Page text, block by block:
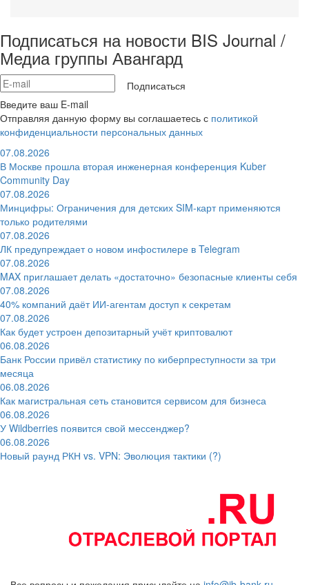
Подписаться на новости BIS Journal /
Медиа группы Авангард
Подписаться
Введите ваш E-mail
Отправляя данную форму вы соглашаетесь с политикой
конфиденциальности персональных данных
07.08.2026
В Москве прошла вторая инженерная конференция Kuber
Community Day
07.08.2026
Минцифры: Ограничения для детских SIM-карт применяются
только родителями
07.08.2026
ЛК предупреждает о новом инфостилере в Telegram
07.08.2026
MAX приглашает делать «достаточно» безопасные клиенты себя
07.08.2026
40% компаний даёт ИИ‑агентам доступ к секретам
07.08.2026
Как будет устроен депозитарный учёт криптовалют
06.08.2026
Банк России привёл статистику по киберпреступности за три
месяца
06.08.2026
Как магистральная сеть становится сервисом для бизнеса
06.08.2026
У Wildberries появится свой мессенджер?
06.08.2026
Новый раунд РКН vs. VPN: Эволюция тактики (?)